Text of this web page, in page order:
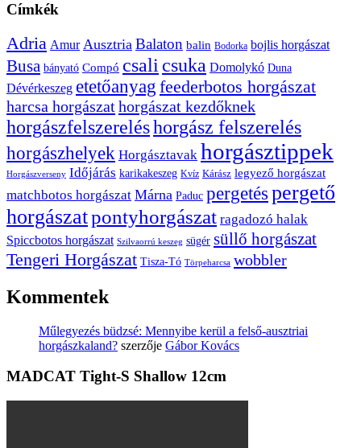
Címkék
Adria Amur Ausztria Balaton balin Bodorka bojlis horgászat
Busa bányató Compó csali csuka Domolykó Duna
Dévérkeszeg etetőanyag feederbotos horgászat
harcsa horgászathorgászat kezdőknek
horgászfelszereléshorgász felszerelés
horgászhelyek Horgásztavak horgásztippek
Horgászverseny Időjárás karikakeszeg Kvíz Kárász legyező horgászat
matchbotos horgászat Márna Paduc pergetéspergető
horgászatpontyhorgászat ragadozó halak
Spiccbotos horgászat Szilvaorrú keszeg sügér süllő horgászat
Tengeri Horgászat Tisza-Tó Törpeharcsa wobbler
Kommentek
Műlegyezés büdzsé: Mennyibe kerül a felső-ausztriai
horgászkaland? szerzője Gábor Kovács
MADCAT Tight-S Shallow 12cm